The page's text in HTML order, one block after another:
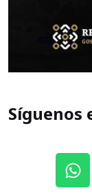
Síguenos